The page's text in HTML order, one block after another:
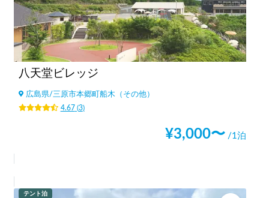
八天堂ビレッジ
広島県/ 三原市本郷町船木（その他）
4.67 (3)
¥3,000〜 /1泊
テント泊